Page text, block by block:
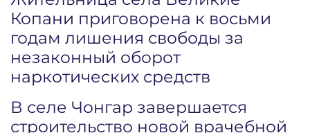
Копани приговорена к восьми
годам лишения свободы за
незаконный оборот
наркотических средств
В селе Чонгар завершается
строительство новой врачебной